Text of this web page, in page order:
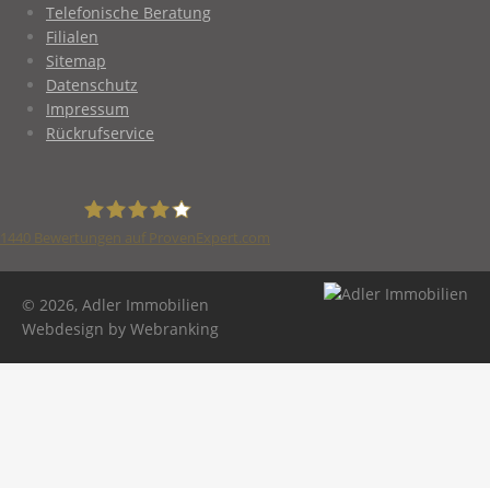
Telefonische Beratung
Filialen
Sitemap
Datenschutz
Impressum
Rückrufservice
Adler Immobilien
1440 Bewertungen auf ProvenExpert.com
© 2026, Adler Immobilien
Webdesign by Webranking